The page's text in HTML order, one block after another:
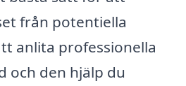
från potentiella
anlita professionella
och den hjälp du